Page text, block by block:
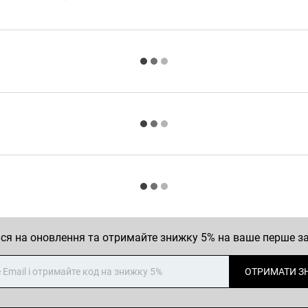
на оновлення та отримайте знижку 5% на ваше перше
ОТРИМАТИ